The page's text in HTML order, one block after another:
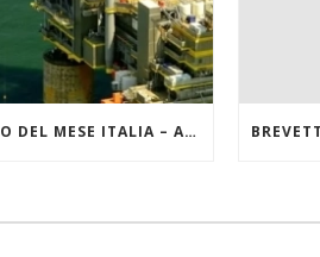
BREVETTO DEL MESE ITALIA – AGOSTO 2022